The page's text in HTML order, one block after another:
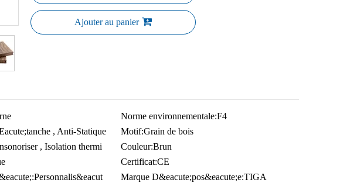
Ajouter au panier
Norme environnementale:F4
, Anti-Statique
, Isolation thermi
Motif:Grain de bois
Couleur:Brun
Certificat:CE
Personnalis&eacut
Marque D&eacute;pos&eacute;e:TIGA